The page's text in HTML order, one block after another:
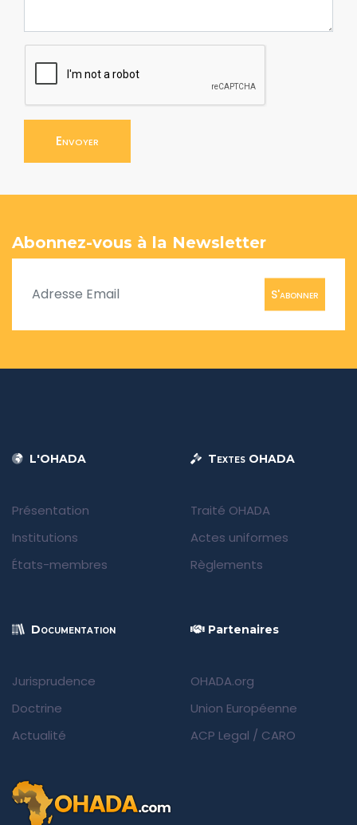
Envoyer
Abonnez-vous à la Newsletter
S'abonner
L'OHADA
Présentation
Institutions
États-membres
Textes OHADA
Traité OHADA
Actes uniformes
Règlements
Documentation
Jurisprudence
Doctrine
Actualité
Partenaires
OHADA.org
Union Européenne
ACP Legal / CARO